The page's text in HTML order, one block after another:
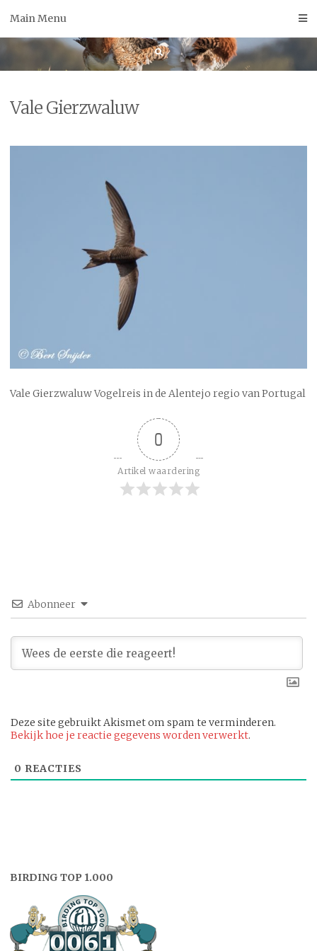
Main Menu
Vale Gierzwaluw
Vale Gierzwaluw Vogelreis in de Alentejo regio van Portugal
0
Artikel waardering
Abonneer
Deze site gebruikt Akismet om spam te verminderen.
Bekijk hoe je reactie gegevens worden verwerkt.
0 REACTIES
BIRDING TOP 1.000